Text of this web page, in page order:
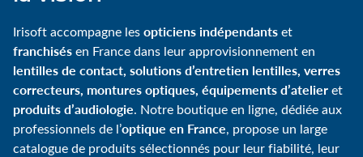
Irisoft accompagne lesopticiens indépendantset
franchisésen France dans leur approvisionnement en
lentilles de contact, solutions d’entretien lentilles, verres
correcteurs, montures optiques, équipements d’atelieret
produits d’audiologie. Notre boutique en ligne, dédiée aux
professionnels de l’optique en France, propose un large
catalogue de produits sélectionnés pour leur fiabilité, leur